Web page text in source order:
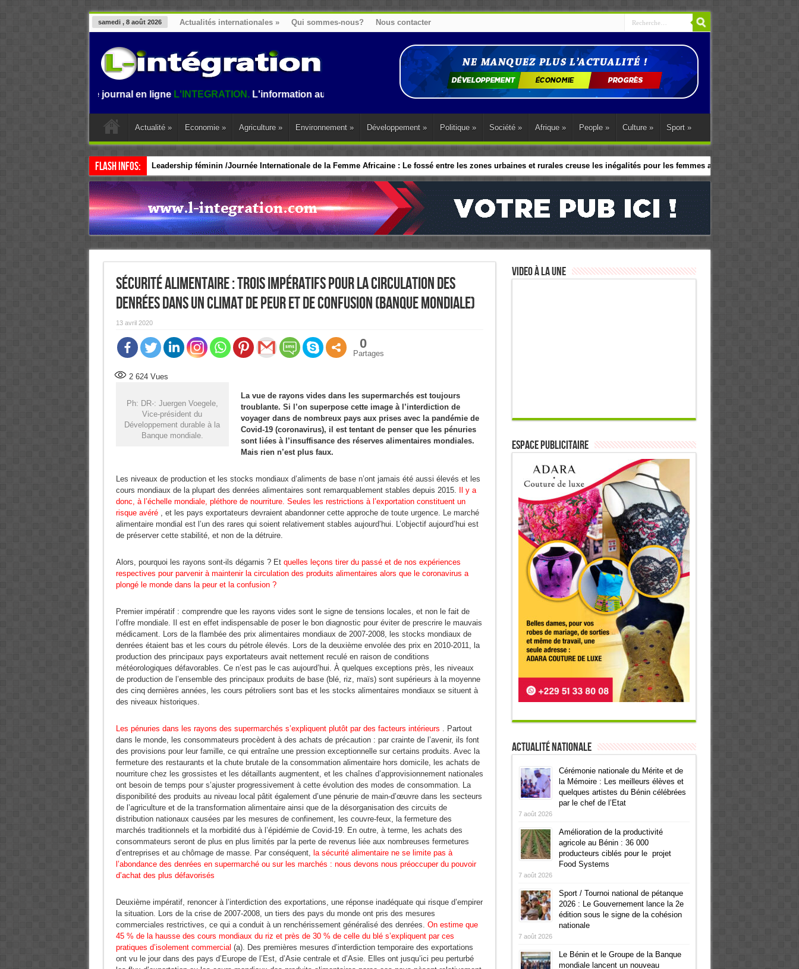
samedi , 8 août 2026 Actualités internationales » Qui sommes-nous? Nous contacter
sur le journal en ligneL'INTEGRATION.L'information au Benin, en Afrique et dans le monde.
Actualité » Economie » Agriculture » Environnement » Développement » Politique » Société » Afrique » People » Culture » Sport »
Flash Infos: Leadership féminin /Journée Internationale de la Femme Africaine : Le fossé entre les zones urbaines et rurales creuse les inégalités pour les femmes africaines
CEDEAO / Accélérer le leadership politique des Femmes : Les dirigeants d’Afrique de l’Ouest adopte le programme d’action régional d’Abuja.
Sécurité alimentaire : Trois impératifs pour la circulation des
denrées dans un climat de peur et de confusion (Banque mondiale)
13 avril 2020
0
Partages
2 624Vues
Ph: DR-: Juergen Voegele,
Vice-président du
Développement durable à la
Banque mondiale.
La vue de rayons vides dans les supermarchés est toujours
troublante. Si l’on superpose cette image à l’interdiction de
voyager dans de nombreux pays aux prises avec la pandémie de
Covid-19 (coronavirus), il est tentant de penser que les pénuries
sont liées à l’insuffisance des réserves alimentaires mondiales.
Mais rien n’est plus faux.
Les niveaux de production et les stocks mondiaux d’aliments de base n’ont jamais été aussi élevés et les
cours mondiaux de la plupart des denrées alimentaires sont remarquablement stables depuis 2015. Il y a
donc, à l’échelle mondiale, pléthore de nourriture. Seules les restrictions à l’exportation constituent un
risque avéré , et les pays exportateurs devraient abandonner cette approche de toute urgence. Le marché
alimentaire mondial est l’un des rares qui soient relativement stables aujourd’hui. L’objectif aujourd’hui est
de préserver cette stabilité, et non de la détruire.
Alors, pourquoi les rayons sont-ils dégarnis ? Et quelles leçons tirer du passé et de nos expériences
respectives pour parvenir à maintenir la circulation des produits alimentaires alors que le coronavirus a
plongé le monde dans la peur et la confusion ?
Premier impératif : comprendre que les rayons vides sont le signe de tensions locales, et non le fait de
l’offre mondiale. Il est en effet indispensable de poser le bon diagnostic pour éviter de prescrire le mauvais
médicament. Lors de la flambée des prix alimentaires mondiaux de 2007-2008, les stocks mondiaux de
denrées étaient bas et les cours du pétrole élevés. Lors de la deuxième envolée des prix en 2010-2011, la
production des principaux pays exportateurs avait nettement reculé en raison de conditions
météorologiques défavorables. Ce n’est pas le cas aujourd’hui. À quelques exceptions près, les niveaux
de production de l’ensemble des principaux produits de base (blé, riz, maïs) sont supérieurs à la moyenne
des cinq dernières années, les cours pétroliers sont bas et les stocks alimentaires mondiaux se situent à
des niveaux historiques.
Les pénuries dans les rayons des supermarchés s’expliquent plutôt par des facteurs intérieurs . Partout
dans le monde, les consommateurs procèdent à des achats de précaution : par crainte de l’avenir, ils font
des provisions pour leur famille, ce qui entraîne une pression exceptionnelle sur certains produits. Avec la
fermeture des restaurants et la chute brutale de la consommation alimentaire hors domicile, les achats de
nourriture chez les grossistes et les détaillants augmentent, et les chaînes d’approvisionnement nationales
ont besoin de temps pour s’ajuster progressivement à cette évolution des modes de consommation. La
disponibilité des produits au niveau local pâtit également d’une pénurie de main-d’œuvre dans les secteurs
de l’agriculture et de la transformation alimentaire ainsi que de la désorganisation des circuits de
distribution nationaux causées par les mesures de confinement, les couvre-feux, la fermeture des
marchés traditionnels et la morbidité dus à l’épidémie de Covid-19. En outre, à terme, les achats des
consommateurs seront de plus en plus limités par la perte de revenus liée aux nombreuses fermetures
d’entreprises et au chômage de masse. Par conséquent, la sécurité alimentaire ne se limite pas à
l’abondance des denrées en supermarché ou sur les marchés : nous devons nous préoccuper du pouvoir
d’achat des plus défavorisés
Deuxième impératif, renoncer à l’interdiction des exportations, une réponse inadéquate qui risque d’empirer
la situation. Lors de la crise de 2007-2008, un tiers des pays du monde ont pris des mesures
commerciales restrictives, ce qui a conduit à un renchérissement généralisé des denrées. On estime que
45 % de la hausse des cours mondiaux du riz et près de 30 % de celle du blé s’expliquent par ces
pratiques d’isolement commercial (a). Des premières mesures d’interdiction temporaire des exportations
ont vu le jour dans des pays d’Europe de l’Est, d’Asie centrale et d’Asie. Elles ont jusqu’ici peu perturbé
Video à la Une
ESPACE PUBLICITAIRE
Actualité Nationale
Cérémonie nationale du Mérite et de
la Mémoire : Les meilleurs élèves et
quelques artistes du Bénin célébrées
par le chef de l’Etat
7 août 2026
Amélioration de la productivité
agricole au Bénin : 36 000
producteurs ciblés pour le projet
Food Systems
7 août 2026
Sport / Tournoi national de pétanque
2026 : Le Gouvernement lance la 2e
édition sous le signe de la cohésion
nationale
7 août 2026
Le Bénin et le Groupe de la Banque
mondiale lancent un nouveau